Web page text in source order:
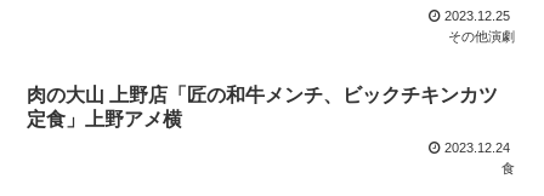
2023.12.25
その他演劇
肉の大山 上野店「匠の和牛メンチ、ビックチキンカツ
定食」上野アメ横
2023.12.24
食